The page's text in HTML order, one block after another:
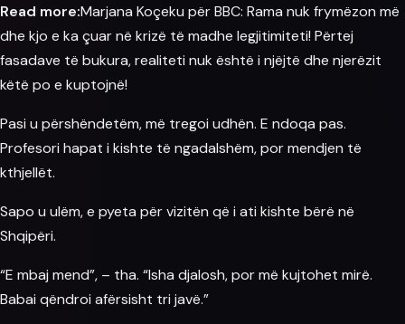
Read more:Marjana Koçeku për BBC: Rama nuk frymëzon më
dhe kjo e ka çuar në krizë të madhe legjitimiteti! Përtej
fasadave të bukura, realiteti nuk është i njëjtë dhe njerëzit
këtë po e kuptojnë!
Pasi u përshëndetëm, më tregoi udhën. E ndoqa pas.
Profesori hapat i kishte të ngadalshëm, por mendjen të
kthjellët.
Sapo u ulëm, e pyeta për vizitën që i ati kishte bërë në
Shqipëri.
“E mbaj mend”, – tha. “Isha djalosh, por më kujtohet mirë.
Babai qëndroi afërsisht tri javë.”